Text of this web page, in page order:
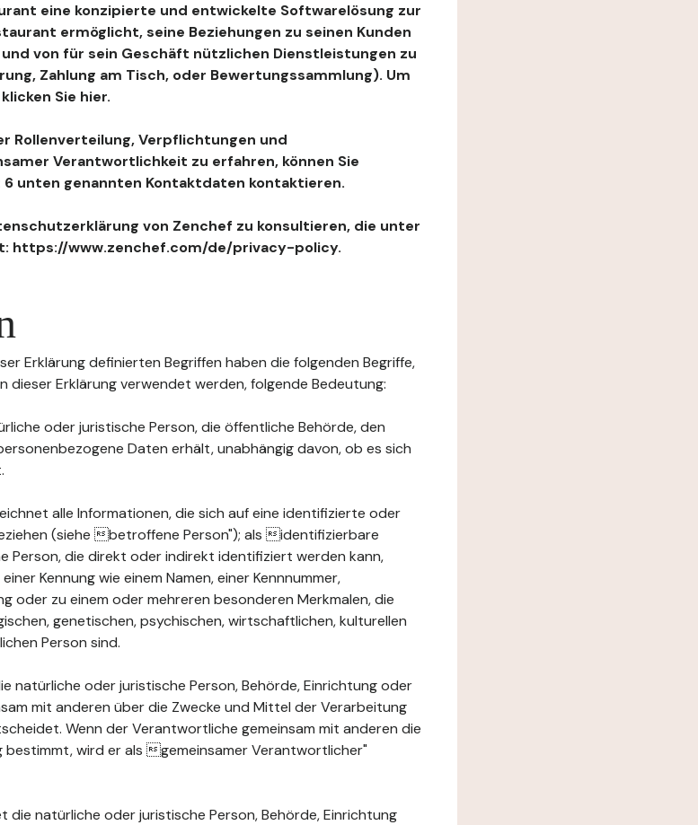
eine konzipierte und entwickelte Softwarelösung zur
ermöglicht, seine Beziehungen zu seinen Kunden
von für sein Geschäft nützlichen Dienstleistungen zu
Zahlung am Tisch, oder Bewertungssammlung). Um
Sie hier.
Rollenverteilung, Verpflichtungen und
Verantwortlichkeit zu erfahren, können Sie
unten genannten Kontaktdaten kontaktieren.
von Zenchef zu konsultieren, die unter
https://www.zenchef.com/de/privacy-policy.
Erklärung definierten Begriffen haben die folgenden Begriffe,
dieser Erklärung verwendet werden, folgende Bedeutung:
oder juristische Person, die öffentliche Behörde, den
Daten erhält, unabhängig davon, ob es sich
alle Informationen, die sich auf eine identifizierte oder
(siehe betroffene Person"); als identifizierbare
Person, die direkt oder indirekt identifiziert werden kann,
Kennung wie einem Namen, einer Kennnummer,
oder zu einem oder mehreren besonderen Merkmalen, die
genetischen, psychischen, wirtschaftlichen, kulturellen
Person sind.
oder juristische Person, Behörde, Einrichtung oder
mit anderen über die Zwecke und Mittel der Verarbeitung
Wenn der Verantwortliche gemeinsam mit anderen die
wird er als gemeinsamer Verantwortlicher"
natürliche oder juristische Person, Behörde, Einrichtung